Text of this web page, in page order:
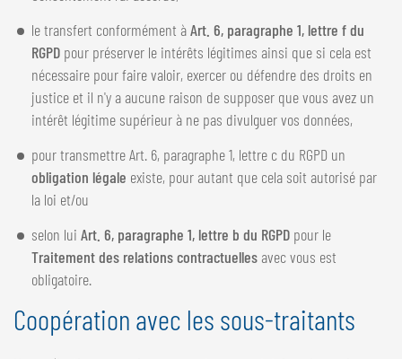
le transfert conformément àArt. 6, paragraphe 1, lettre f du
RGPD pour préserver le intérêts légitimes ainsi que si cela est
nécessaire pour faire valoir, exercer ou défendre des droits en
justice et il n'y a aucune raison de supposer que vous avez un
intérêt légitime supérieur à ne pas divulguer vos données,
pour transmettre Art. 6, paragraphe 1, lettre c du RGPD un
obligation légale existe, pour autant que cela soit autorisé par
la loi et/ou
selon lui Art. 6, paragraphe 1, lettre b du RGPD pour le
Traitement des relations contractuelles avec vous est
obligatoire.
Coopération avec les sous-traitants